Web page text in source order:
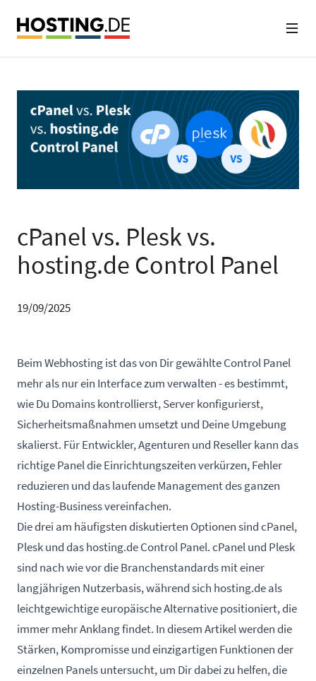
cPanel vs. Plesk vs.
hosting.de Control Panel
19/09/2025
Beim Webhosting ist das von Dir gewählte Control Panel
mehr als nur ein Interface zum verwalten - es bestimmt,
wie Du Domains kontrollierst, Server konfigurierst,
Sicherheitsmaßnahmen umsetzt und Deine Umgebung
skalierst. Für Entwickler, Agenturen und Reseller kann das
richtige Panel die Einrichtungszeiten verkürzen, Fehler
reduzieren und das laufende Management des ganzen
Hosting-Business vereinfachen.
Die drei am häufigsten diskutierten Optionen sind cPanel,
Plesk und das hosting.de Control Panel. cPanel und Plesk
sind nach wie vor die Branchenstandards mit einer
langjährigen Nutzerbasis, während sich hosting.de als
leichtgewichtige europäische Alternative positioniert, die
immer mehr Anklang findet. In diesem Artikel werden die
Stärken, Kompromisse und einzigartigen Funktionen der
einzelnen Panels untersucht, um Dir dabei zu helfen, die